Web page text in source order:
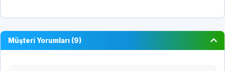
Müşteri Yorumları (9)